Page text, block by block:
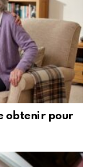
obtenir pour